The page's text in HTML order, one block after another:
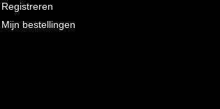
Registreren
Mijn bestellingen